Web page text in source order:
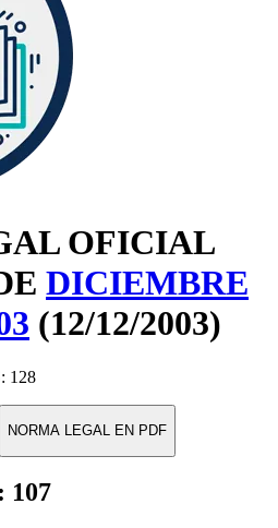
OFICIAL
DICIEMBRE
(12/12/2003)
128
NORMA LEGAL EN PDF
107